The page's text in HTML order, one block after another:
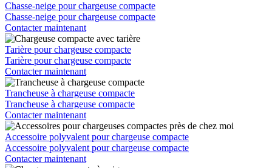
Chasse-neige pour chargeuse compacte
Chasse-neige pour chargeuse compacte
Contacter maintenant
Tarière pour chargeuse compacte
Tarière pour chargeuse compacte
Contacter maintenant
Trancheuse à chargeuse compacte
Trancheuse à chargeuse compacte
Contacter maintenant
Accessoire polyvalent pour chargeuse compacte
Accessoire polyvalent pour chargeuse compacte
Contacter maintenant